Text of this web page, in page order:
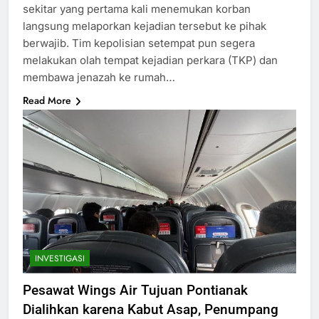
sekitar yang pertama kali menemukan korban
langsung melaporkan kejadian tersebut ke pihak
berwajib. Tim kepolisian setempat pun segera
melakukan olah tempat kejadian perkara (TKP) dan
membawa jenazah ke rumah…
Read More
INVESTIGASI
Pesawat Wings Air Tujuan Pontianak
Dialihkan karena Kabut Asap, Penumpang